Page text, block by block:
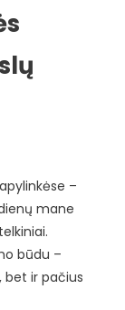
–
mane
būdu –
bet ir pačius